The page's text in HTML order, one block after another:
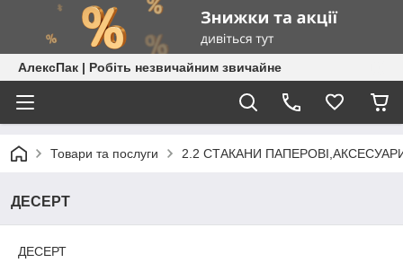
АлексПак | Робіть незвичайним звичайне
Товари та послуги 2.2 СТАКАНИ
ДЕСЕРТ
ДЕСЕРТ